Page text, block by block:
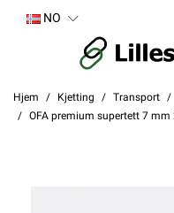
NO
Hjem Kjetting Transport
OFA premium supertett 7